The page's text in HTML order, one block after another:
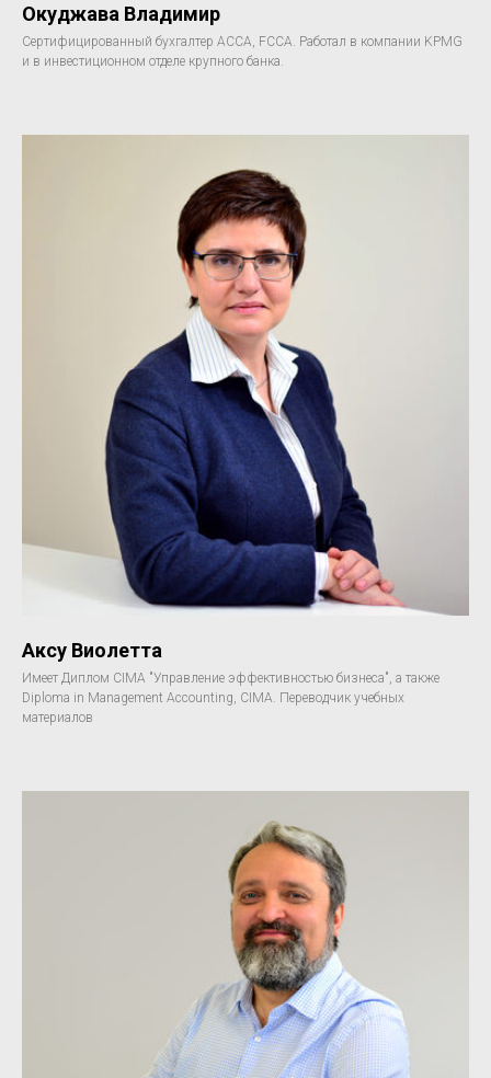
Окуджава Владимир
Сертифицированный бухгалтер АССА, FCCA. Работал в компании KPMG
и в инвестиционном отделе крупного банка.
Аксу Виолетта
Имеет Диплом CIMA "Управление эффективностью бизнеса", а также
Diploma in Management Accounting, CIMA. Переводчик учебных
материалов